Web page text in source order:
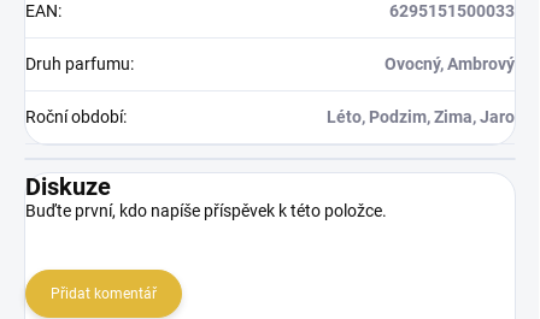
EAN: 6295151500033
Druh parfumu: Ovocný, Ambrový
Roční období: Léto, Podzim, Zima, Jaro
Diskuze
Buďte první, kdo napíše příspěvek k této položce.
Přidat komentář